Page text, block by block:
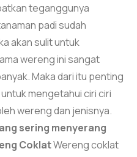
teganggunya
padi sudah
akan sulit untuk
wereng ini sangat
Maka dari itu penting
mengetahui ciri ciri
wereng dan jenisnya.
sering menyerang
CoklatWereng coklat